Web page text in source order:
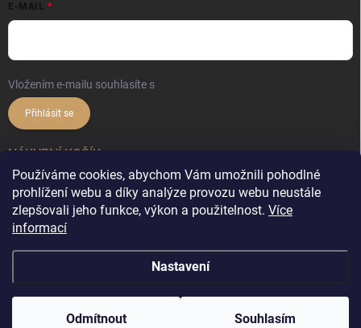
Používáme cookies, abychom Vám umožnili pohodlné
prohlížení webu a díky analýze provozu webu neustále
zlepšovali jeho funkce, výkon a použitelnost. Více
informací
Nastavení
Odmítnout Souhlasím
E-MAIL
Vložením e-mailu souhlasíte s
Přihlásit se
NÁKUPNÍ KOŠÍK
0 ks /0 Kč
. Všechna práva vyhrazena.